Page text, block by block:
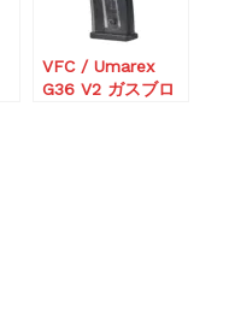
VFC / Umarex
G36 V2 ガスブロ